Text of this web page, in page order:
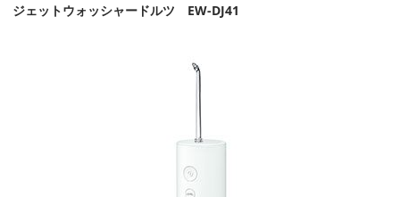
ジェットウォッシャードルツ EW-DJ41